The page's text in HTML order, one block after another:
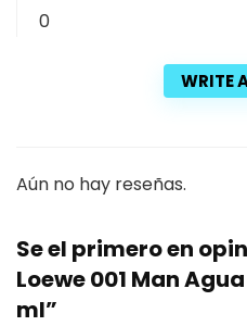
0
WRITE
Aún no hay reseñas.
Se el primero en
Loewe 001 Man
ml”